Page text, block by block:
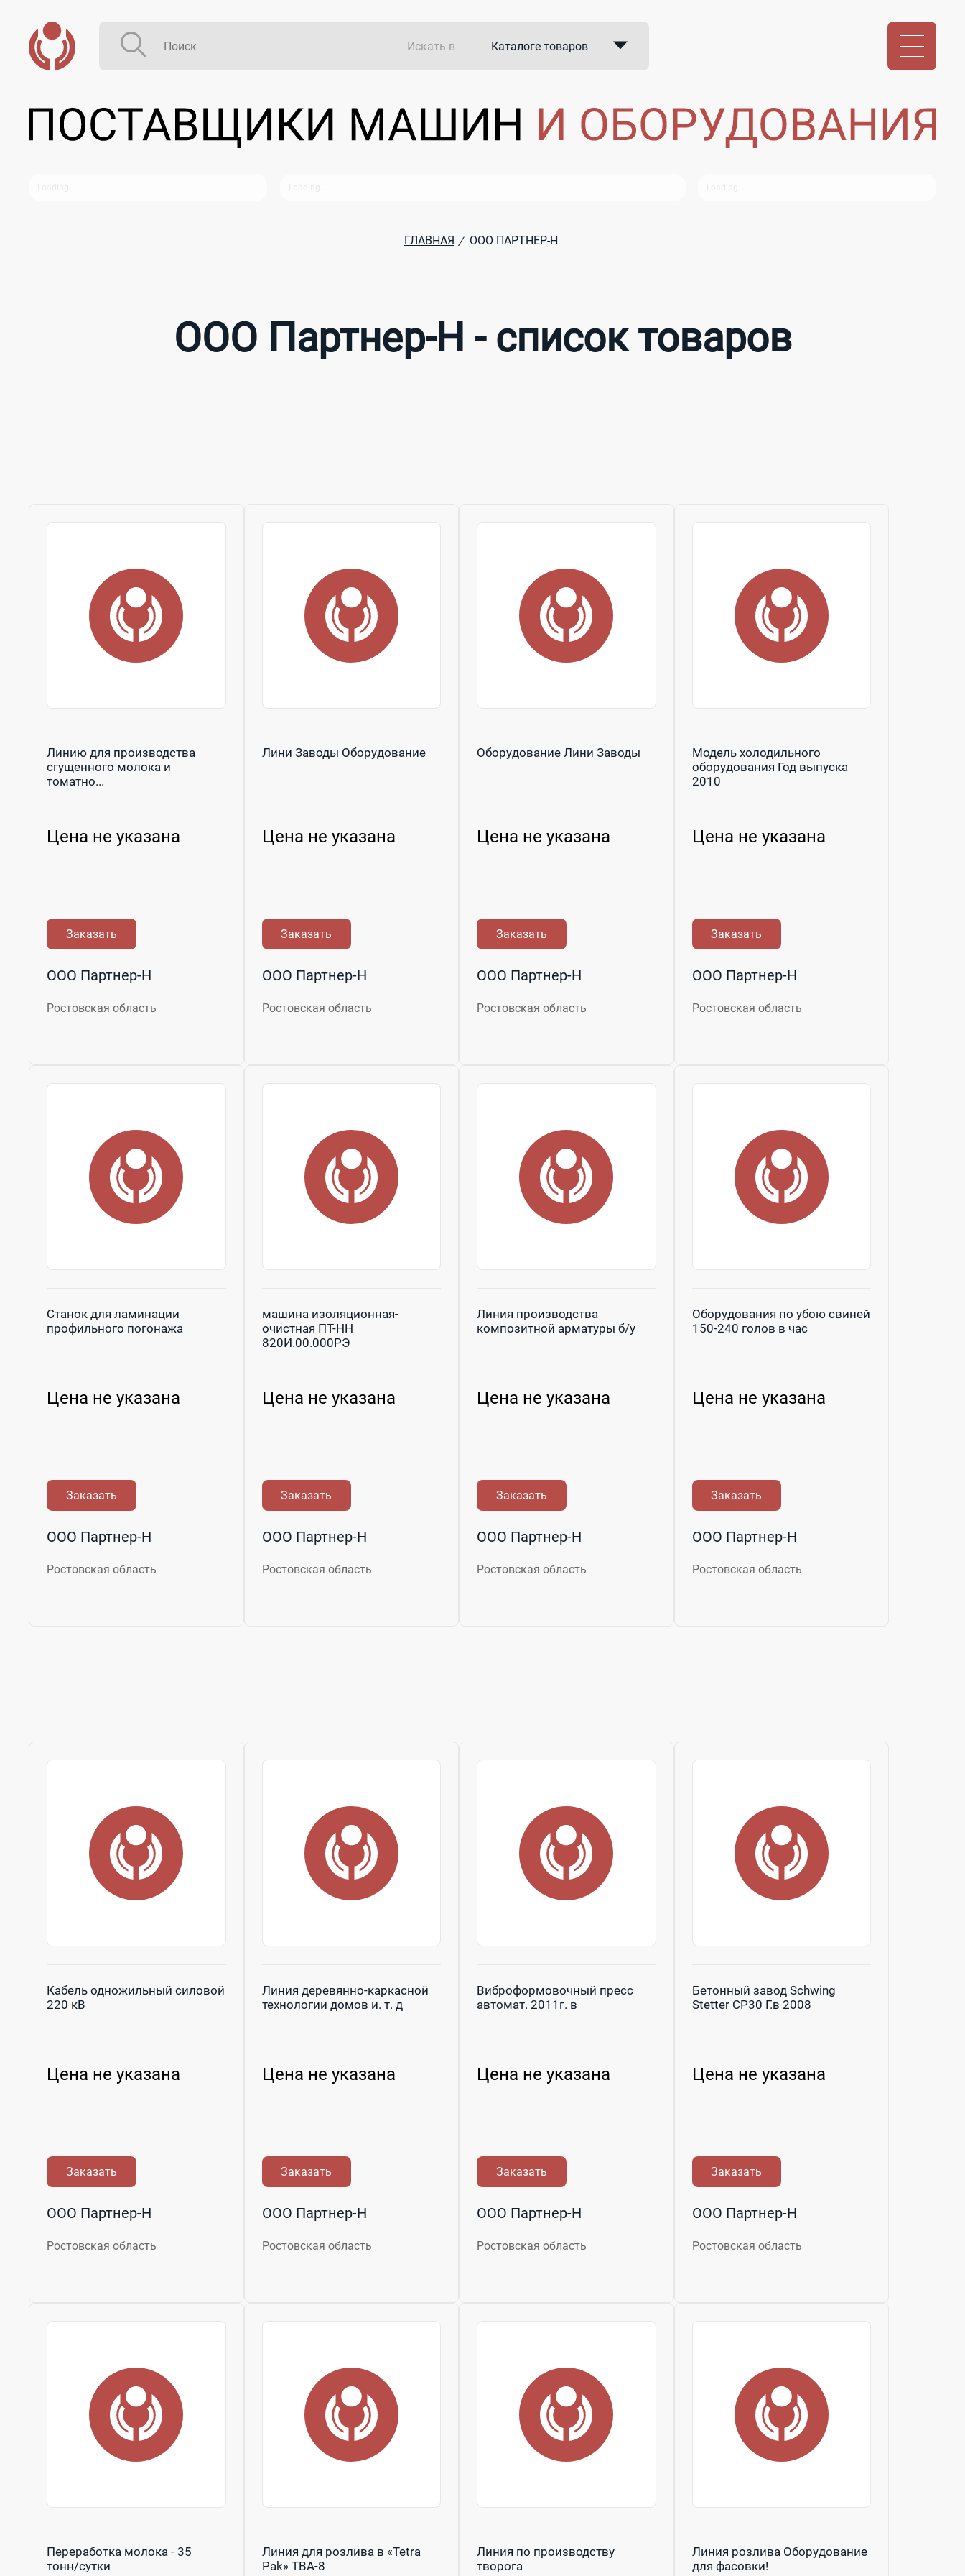
Искать в Каталоге товаров
В закупках
ГЛАВНАЯ / ООО ПАРТНЕР-Н
ООО Партнер-Н - список товаров
Линию для производства
сгущенного молока и
томатно...
Цена не указана
Заказать
ООО Партнер-Н
Ростовская область
Лини Заводы Оборудование
Цена не указана
Заказать
ООО Партнер-Н
Ростовская область
Оборудование Лини Заводы
Цена не указана
Заказать
ООО Партнер-Н
Ростовская область
Модель холодильного
оборудования Год выпуска
2010
Цена не указана
Заказать
ООО Партнер-Н
Ростовская область
Станок для ламинации
профильного погонажа
Цена не указана
Заказать
ООО Партнер-Н
Ростовская область
машина изоляционная-
очистная ПТ-НН
820И.00.000РЭ
Цена не указана
Заказать
ООО Партнер-Н
Ростовская область
Линия производства
композитной арматуры б/у
Цена не указана
Заказать
ООО Партнер-Н
Ростовская область
Оборудования по убою свиней
150-240 голов в час
Цена не указана
Заказать
ООО Партнер-Н
Ростовская область
Кабель одножильный силовой
220 кВ
Цена не указана
Заказать
ООО Партнер-Н
Ростовская область
Линия деревянно-каркасной
технологии домов и. т. д
Цена не указана
Заказать
ООО Партнер-Н
Ростовская область
Виброформовочный пресс
автомат. 2011г. в
Цена не указана
Заказать
ООО Партнер-Н
Ростовская область
Бетонный завод Schwing
Stetter CP30 Г.в 2008
Цена не указана
Заказать
ООО Партнер-Н
Ростовская область
Переработка молока - 35
тонн/сутки
Линия для розлива в «Tetra
Pak» ТВА-8
Линия по производству
творога
Линия розлива Оборудование
для фасовки!